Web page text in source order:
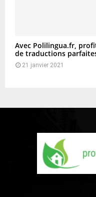
Avec Polilingua.fr,
de traductions
21 janvier 2021